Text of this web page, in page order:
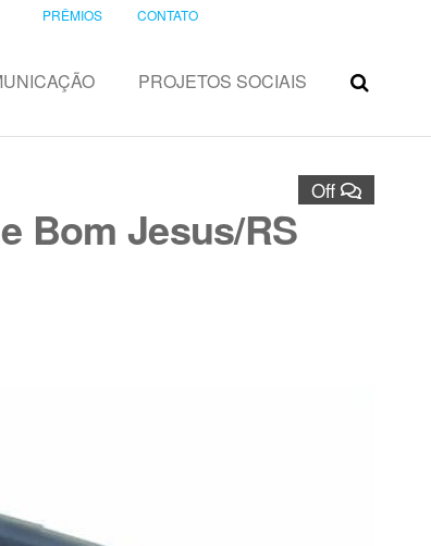
PRÊMIOS CONTATO
PROJETOS SOCIAIS
Off
Bom Jesus/RS